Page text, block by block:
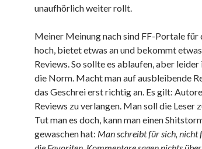
unaufhörlich weiter rollt.
Meiner Meinung nach sind FF-Portale für
hoch, bietet etwas an und bekommt
Reviews. So sollte es ablaufen, aber
die Norm. Macht man auf ausbleibende
das Geschrei erst richtig an. Es gilt:
Reviews zu verlangen. Man soll die Leser
Tut man es doch, kann man einen
gewaschen hat: Man schreibt für sich, nicht